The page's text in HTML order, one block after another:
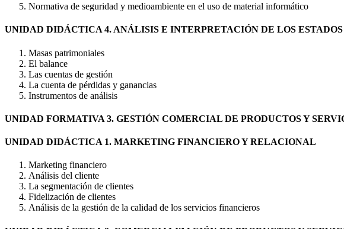
Normativa de seguridad y medioambiente en el uso de material informático
UNIDAD DIDÁCTICA 4. ANÁLISIS E INTERPRETACIÓN DE LOS
Masas patrimoniales
El balance
Las cuentas de gestión
La cuenta de pérdidas y ganancias
Instrumentos de análisis
UNIDAD FORMATIVA 3. GESTIÓN COMERCIAL DE PRODUCTOS Y
UNIDAD DIDÁCTICA 1. MARKETING FINANCIERO Y RELACIONAL
Marketing financiero
Análisis del cliente
La segmentación de clientes
Fidelización de clientes
Análisis de la gestión de la calidad de los servicios financieros